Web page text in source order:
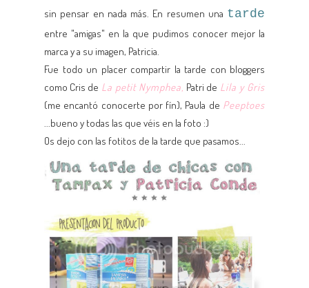
sin pensar en nada más. En resumen una tarde
entre "amigas" en la que pudimos conocer mejor la
marca y a su imagen, Patricia.
Fue todo un placer compartir la tarde con bloggers
como Cris de La petit Nymphea, Patri de Lila y Gris
(me encantó conocerte por fín), Paula de Peeptoes
...bueno y todas las que véis en la foto :)
Os dejo con las fotitos de la tarde que pasamos...